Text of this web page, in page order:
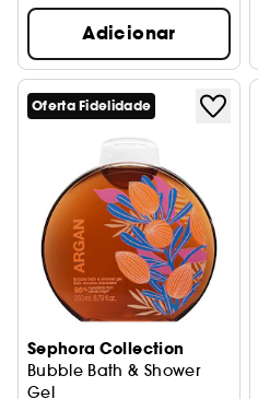
Adicionar
Oferta Fidelidade
Sephora Collection
Bubble Bath & Shower
Gel